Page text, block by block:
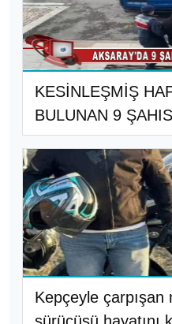
KESİNLEŞMİŞ
BULUNAN 9
Kepçeyle çarpışan